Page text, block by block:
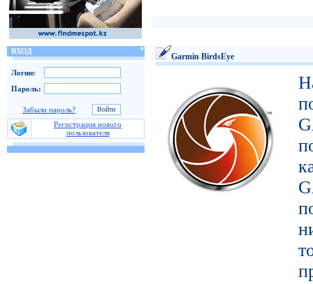
ВХОД
Логин:
Пароль:
Забыли пароль?
Регистрация нового
пользователя
Garmin BirdsEye